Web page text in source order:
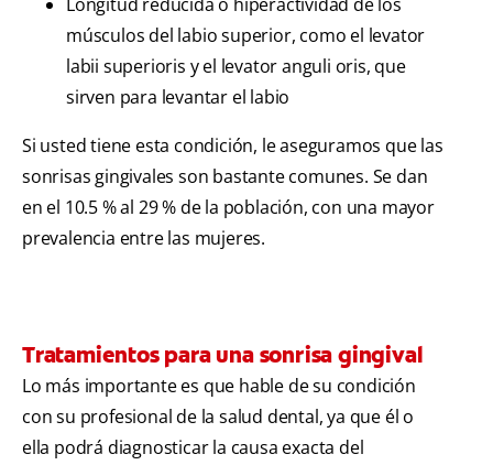
músculos del labio superior, como el levator
labii superioris y el levator anguli oris, que
sirven para levantar el labio
Si usted tiene esta condición, le aseguramos que las
sonrisas gingivales son bastante comunes. Se dan
en el 10.5 % al 29 % de la población, con una mayor
prevalencia entre las mujeres.
Tratamientos para una sonrisa gingival
Lo más importante es que hable de su condición
con su profesional de la salud dental, ya que él o
ella podrá diagnosticar la causa exacta del